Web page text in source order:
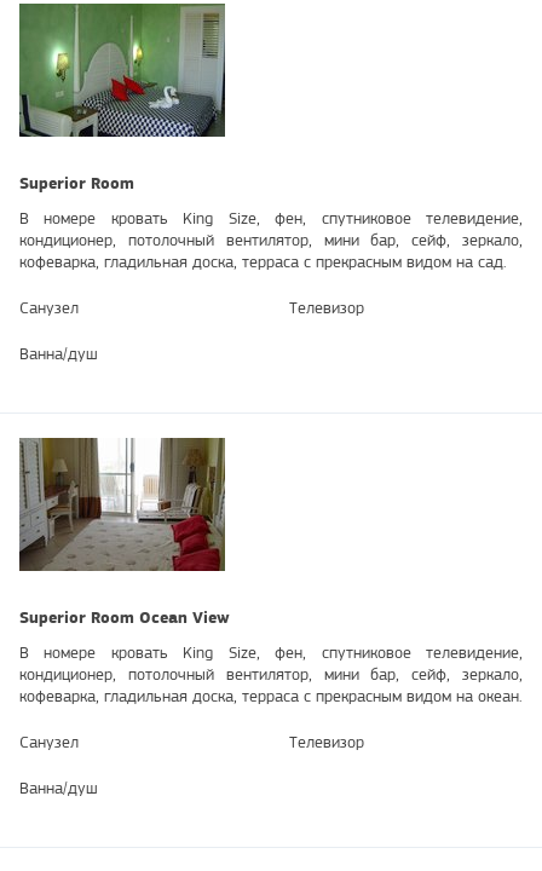
Superior Room
В номере кровать King Size, фен, спутниковое телевидение,
кондиционер, потолочный вентилятор, мини бар, сейф, зеркало,
кофеварка, гладильная доска, терраса с прекрасным видом на сад.
Санузел Телевизор
Ванна/душ
Superior Room Ocean View
В номере кровать King Size, фен, спутниковое телевидение,
кондиционер, потолочный вентилятор, мини бар, сейф, зеркало,
кофеварка, гладильная доска, терраса с прекрасным видом на океан.
Санузел Телевизор
Ванна/душ